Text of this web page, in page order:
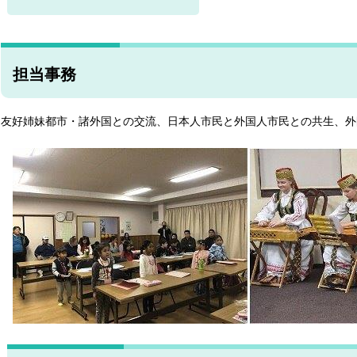
担当事務
友好姉妹都市・諸外国との交流、日本人市民と外国人市民との共生、